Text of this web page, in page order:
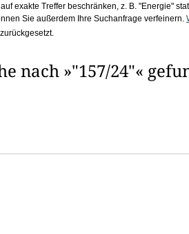
exakte Treffer beschränken, z. B. "Energie"
Sie außerdem Ihre Suchanfrage verfeinern.
nach »"157/24"«